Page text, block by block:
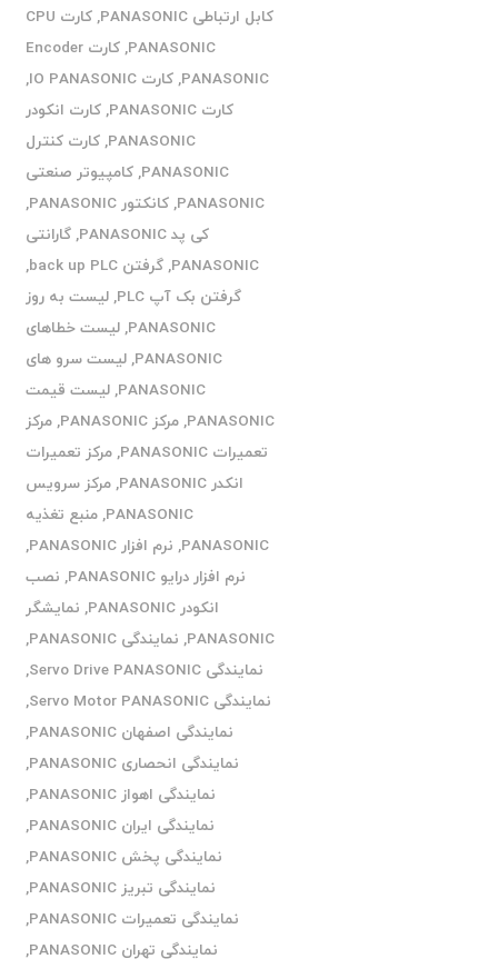
کابل ارتباطی PANASONIC
,
کارت CPU
PANASONIC
,
کارت Encoder
PANASONIC
,کارت IO PANASONIC
,
کارت PANASONIC
,کارت انکودر
PANASONIC
,کارت کنترل
PANASONIC
,کامپیوتر صنعتی
PANASONIC
,کانکتور PANASONIC
,
کی پد PANASONIC
,گارانتی
PANASONIC
,گرفتن back up PLC
,
گرفتن بک آپ PLC
,لیست به روز
PANASONIC
,لیست خطاهای
PANASONIC
,لیست سرو های
PANASONIC
,لیست قیمت
PANASONIC
,مرکز PANASONIC ,مرکز
تعمیرات PANASONIC
,مرکز تعمیرات
انکدر PANASONIC
,مرکز سرویس
PANASONIC
,منبع تغذیه
PANASONIC
, نرم افزار PANASONIC
,
نرم افزار درایو PANASONIC
, نصب
انکودر PANASONIC
, نمایشگر
PANASONIC
, نمایندگی PANASONIC
,
نمایندگی Servo Drive PANASONIC
,
نمایندگی Servo Motor PANASONIC
,
نمایندگی اصفهان PANASONIC
,
نمایندگی انحصاری PANASONIC
,
نمایندگی اهواز PANASONIC
,
نمایندگی ایران PANASONIC
,
نمایندگی پخش PANASONIC
,
نمایندگی تبریز PANASONIC
,
نمایندگی تعمیرات PANASONIC
,
نمایندگی تهران PANASONIC
,